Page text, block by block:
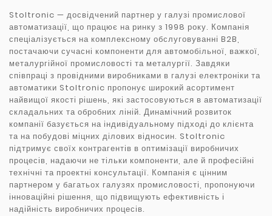
Stoltronic — досвідчений партнер у галузі промислової
автоматизації, що працює на ринку з 1998 року. Компанія
спеціалізується на комплексному обслуговуванні B2B,
постачаючи сучасні компоненти для автомобільної, важкої,
металургійної промисловості та металургії. Завдяки
співпраці з провідними виробниками в галузі електроніки та
автоматики Stoltronic пропонує широкий асортимент
найвищої якості рішень, які застосовуються в автоматизації
складальних та обробних ліній. Динамічний розвиток
компанії базується на індивідуальному підході до клієнта
та на побудові міцних ділових відносин. Stoltronic
підтримує своїх контрагентів в оптимізації виробничих
процесів, надаючи не тільки компоненти, але й професійні
технічні та проектні консультації. Компанія є цінним
партнером у багатьох галузях промисловості, пропонуючи
інноваційні рішення, що підвищують ефективність і
надійність виробничих процесів.